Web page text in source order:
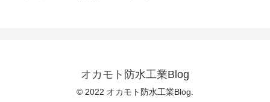
オカモト防水工業Blog
© 2022 オカモト防水工業Blog.